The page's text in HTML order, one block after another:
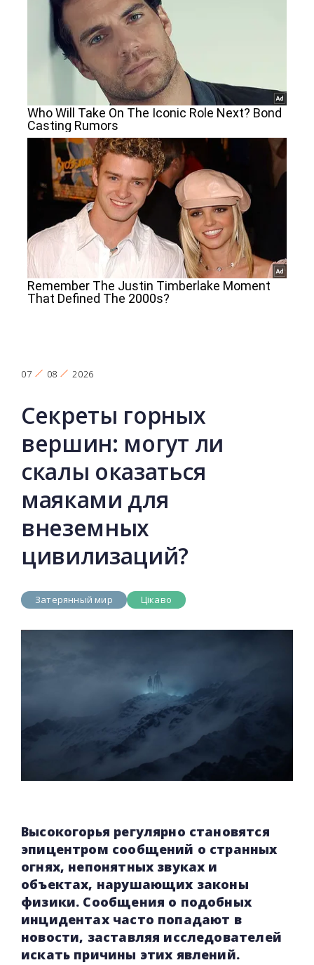
07 08 2026
Секреты горных
вершин: могут ли
скалы оказаться
маяками для
внеземных
цивилизаций?
Затерянный мир Цікаво
Высокогорья регулярно становятся
эпицентром сообщений о странных
огнях, непонятных звуках и
объектах, нарушающих законы
физики. Сообщения о подобных
инцидентах часто попадают в
новости, заставляя исследователей
искать причины этих явлений.